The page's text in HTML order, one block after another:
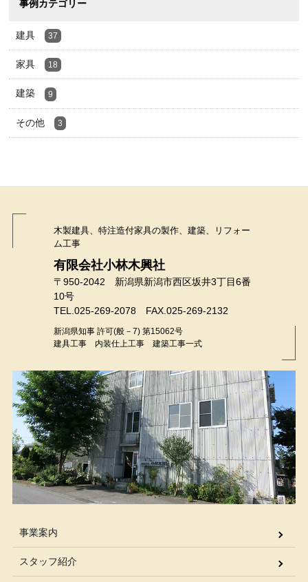
事例カテゴリー
建具 37
家具 18
建築 9
その他 3
木製建具、特注造付家具の製作、建築、リフォー
ム工事
有限会社小林木興社
〒950-2042 新潟県新潟市西区坂井3丁目6番
10号
TEL.025-269-2078 FAX.025-269-2132
新潟県知事 許可(般－7) 第15062号
建具工事 内装仕上工事 建築工事一式
事業案内
スタッフ紹介